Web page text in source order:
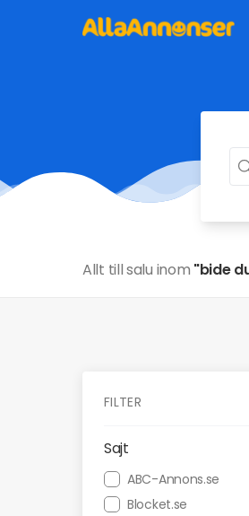
Allt till salu inom "bide
FILTER
Sajt
ABC-Annons.se
Blocket.se